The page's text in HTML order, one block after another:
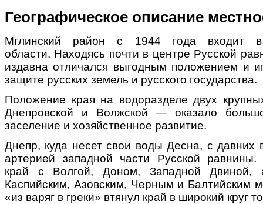
Географическое описание
Мглинский район с 1944 года входит в
области. Находясь почти в центре Русской
издавна отличался выгодным положением и
защите русских земель и русского государства.
Положение края на водоразделе двух
Днепровской и Волжской — оказало
заселение и хозяйственное развитие.
Днепр, куда несет свои воды Десна, с давних
артерией западной части Русской равнины.
край с Волгой, Доном, Западной
Каспийским, Азовским, Черным и Балтийским
«из варяг в греки» втянул край в широкий круг